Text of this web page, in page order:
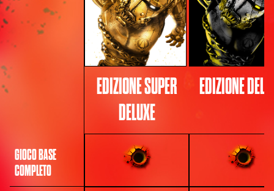
GIOCO BASE
COMPLETO
EDIZIONE SUPER
DELUXE
EDIZIONE